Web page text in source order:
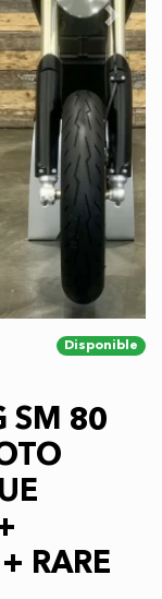
Next
Disponible
SM 80
RARE